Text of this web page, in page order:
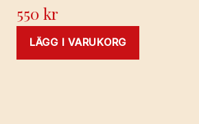
550kr
LÄGG I VARUKORG